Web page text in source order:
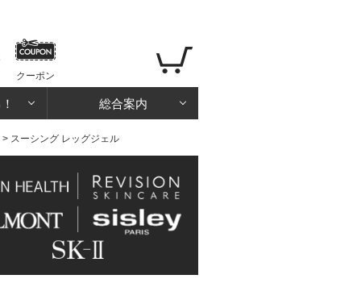
クーポン
総合案内
> スーシング レッグジェル